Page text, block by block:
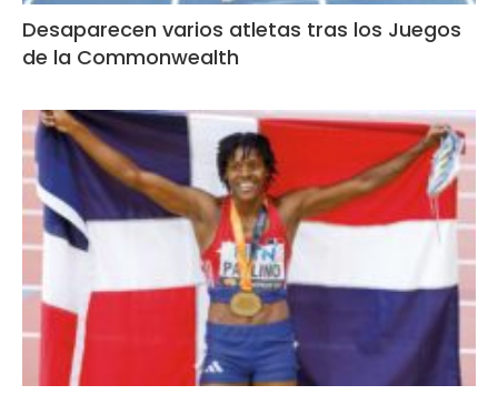
Desaparecen varios atletas tras los Juegos
de la Commonwealth